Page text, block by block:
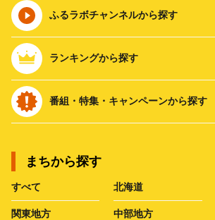
ふるラボチャンネルから探す
ランキングから探す
番組・特集・キャンペーンから探す
まちから探す
すべて 北海道
関東地方 中部地方